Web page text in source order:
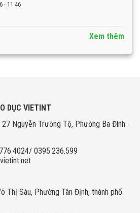
- 11:46
Xem thêm
DỤC VIETINT
Nguyễn Trường Tộ, Phường Ba Đình -
0395.236.599
Thị Sáu, Phường Tân Định, thành phố